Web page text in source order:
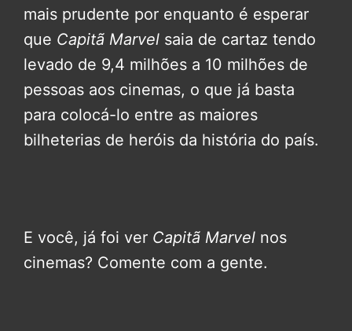
mais prudente por enquanto é esperar
que Capitã Marvel saia de cartaz tendo
levado de 9,4 milhões a 10 milhões de
pessoas aos cinemas, o que já basta
para colocá-lo entre as maiores
bilheterias de heróis da história do país.
E você, já foi ver Capitã Marvel nos
cinemas? Comente com a gente.